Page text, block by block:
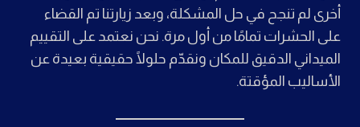
أخرى لم تنجح في حل المشكلة، وبعد زيارتنا تم القضاء
على الحشرات تمامًا من أول مرة. نحن نعتمد على التقييم
الميداني الدقيق للمكان ونقدّم حلولًا حقيقية بعيدة عن
الأساليب المؤقتة.